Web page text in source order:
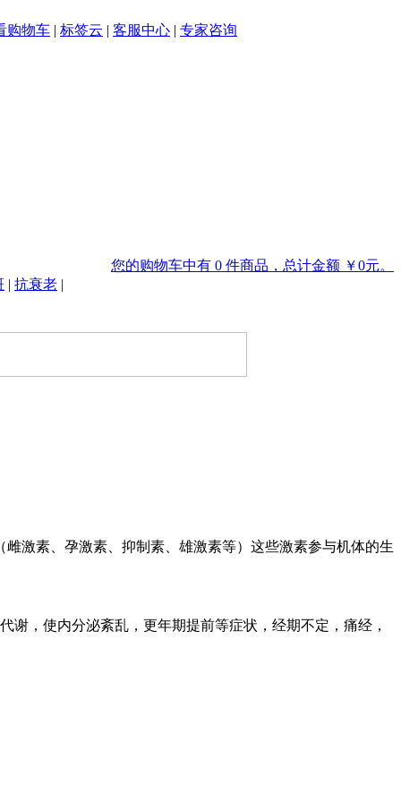
购物车 | 标签云 | 客服中心 | 专家咨询
您的购物车中有 0 件商品，总计金额 ￥0元。
| 抗衰老 |
激素、孕激素、抑制素、雄激素等）这些激素参与机体的生
，使内分泌紊乱，更年期提前等症状，经期不定，痛经，